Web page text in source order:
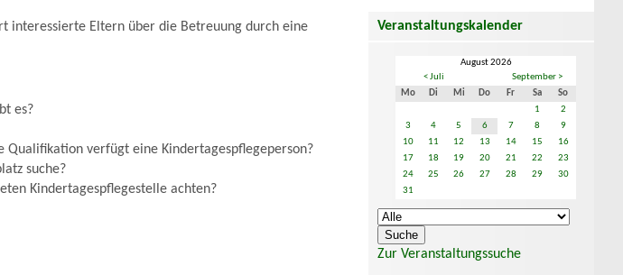
interessierte Eltern über die Betreuung durch eine
es?
Qualifikation verfügt eine Kindertagespflegeperson?
suche?
Kindertagespflegestelle achten?
Veranstaltungskalender
August 2026
< Juli
September >
Mo
Di Mi Do Fr Sa
So
1
2
3
4 5 6 7 8
9
10
11 12 13 14 15
16
17
18 19 20 21 22
23
24
25 26 27 28 29
30
31
Zur Veranstaltungssuche